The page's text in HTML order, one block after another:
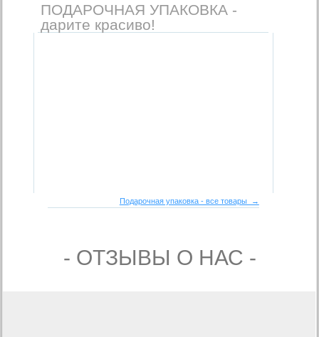
ПОДАРОЧНАЯ УПАКОВКА -
дарите красиво!
Подарочная упаковка - все товары →
- ОТЗЫВЫ О НАС -